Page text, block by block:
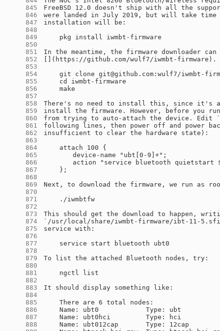
    845
    846
    847
    848
    849
    850
    851
    852
    853
    854
    855
    856
    857
    858
    859
    860
    861
    862
    863
    864
    865
    866
    867
    868
    869
    870
    871
    872
    873
    874
    875
    876
    877
    878
    879
    880
    881
    882
    883
    884
    885
    886
    887
    888